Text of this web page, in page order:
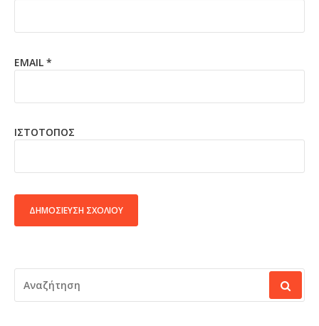
EMAIL *
ΙΣΤΌΤΟΠΟΣ
ΓΙΑ: